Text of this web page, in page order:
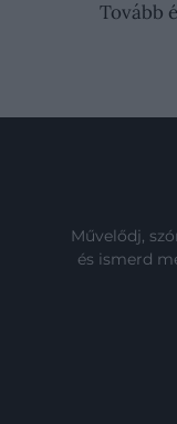
Tovább
Művelődj,
és ismerd